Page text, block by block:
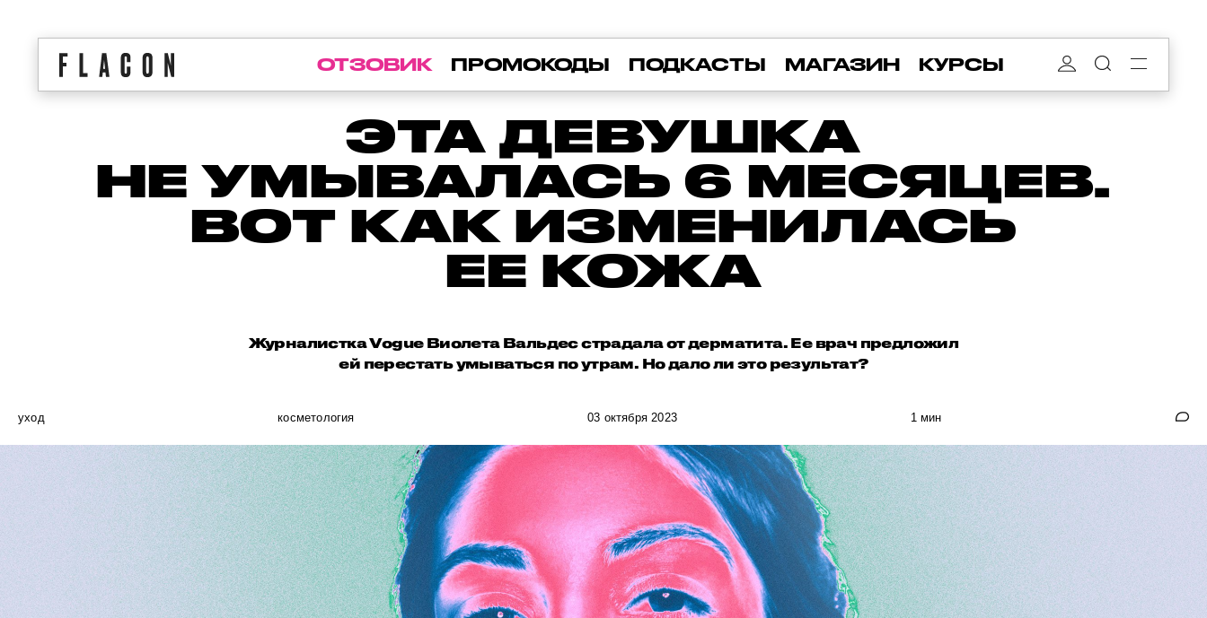
ОТЗОВИК ПРОМОКОДЫ ПОДКАСТЫ МАГАЗИН КУРСЫ
ЭТА ДЕВУШКА
НЕ УМЫВАЛАСЬ 6 МЕСЯЦЕВ.
ВОТ КАК ИЗМЕНИЛАСЬ
ЕЕ КОЖА
Журналистка Vogue Виолета Вальдес страдала от дерматита. Ее врач предложил
ей перестать умываться по утрам. Но дало ли это результат?
уход косметология 03 октября 2023 1 мин